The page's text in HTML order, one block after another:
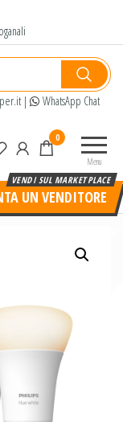
| WhatsApp Chat
Menu
0
UN VENDITORE